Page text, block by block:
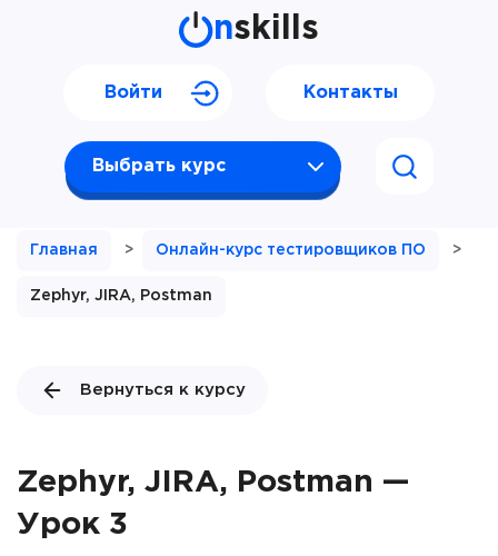
nskills
Выбрать курс
Войти Контакты
Главная > Онлайн-курс тестировщиков ПО >
Zephyr, JIRA, Postman
Вернуться к курсу
Zephyr, JIRA, Postman —
Урок 3